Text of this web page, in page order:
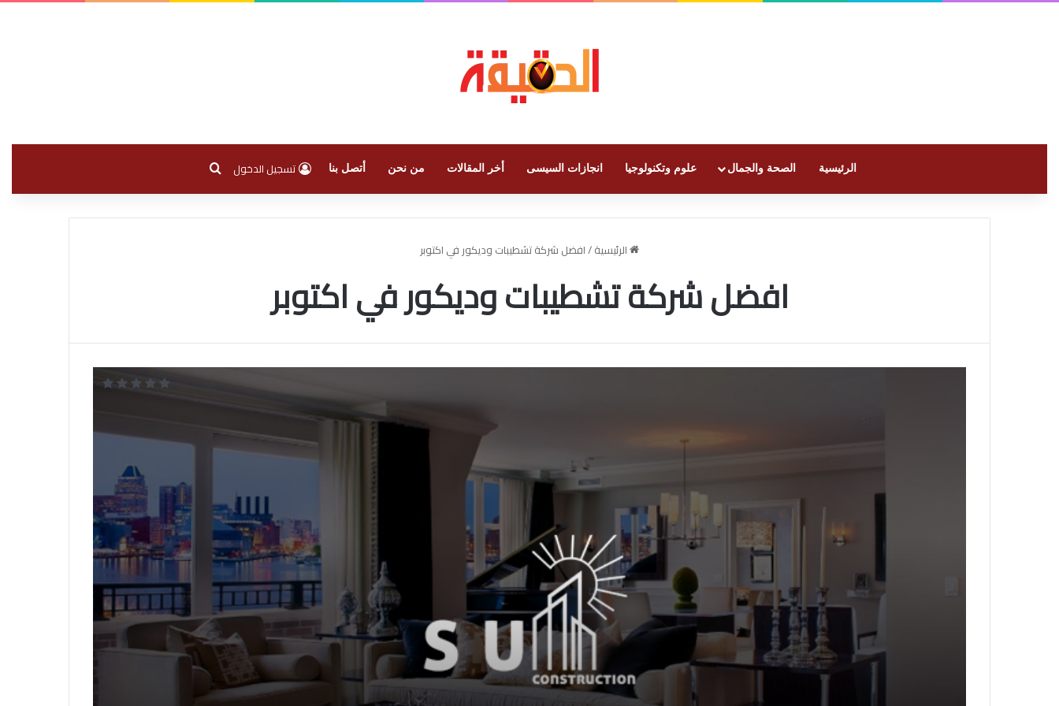
الرئيسية الصحة والجمال علوم وتكنولوجيا انجازات السيسى أخر المقالات من نحن أتصل بنا تسجيل الدخول
الرئيسية/افضل شركة تشطيبات وديكور في اكتوبر
افضل شركة تشطيبات وديكور في اكتوبر